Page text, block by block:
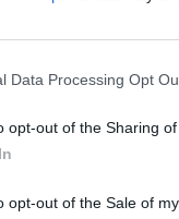
Data Processing Opt
opt-out of the Sharing
opt-out of the Sale of
dno (ISA), kde
skončilo
jasně deklarovat,
tolerovány.